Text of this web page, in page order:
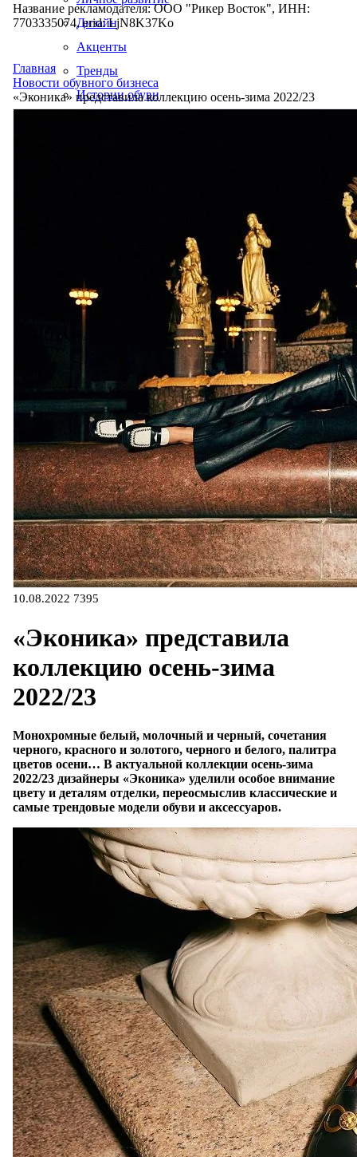
Дизайн
Акценты
Тренды
Истории обуви
Название рекламодателя: ООО "Рикер Восток", ИНН:
7703335074, erid: LjN8K37Ko
Главная
Новости обувного бизнеса
«Эконика» представила коллекцию осень-зима 2022/23
10.08.2022 7395
«Эконика» представила
коллекцию осень-зима
2022/23
Монохромные белый, молочный и черный, сочетания
черного, красного и золотого, черного и белого, палитра
цветов осени… В актуальной коллекции осень-зима
2022/23 дизайнеры «Эконика» уделили особое внимание
цвету и деталям отделки, переосмыслив классические и
самые трендовые модели обуви и аксессуаров.